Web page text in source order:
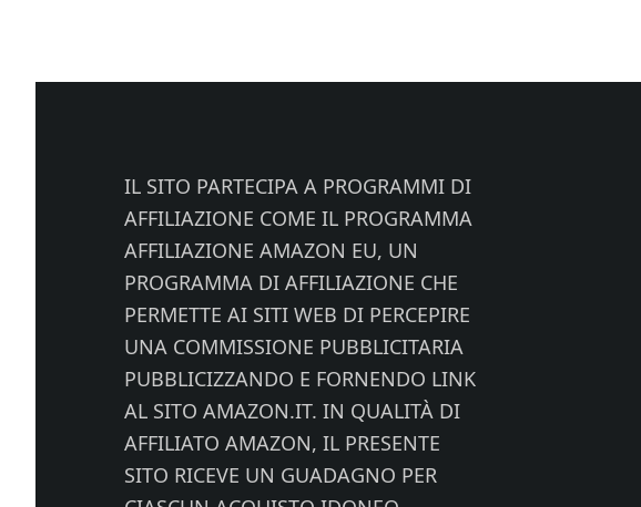
IL SITO PARTECIPA A PROGRAMMI DI
AFFILIAZIONE COME IL PROGRAMMA
AFFILIAZIONE AMAZON EU, UN
PROGRAMMA DI AFFILIAZIONE CHE
PERMETTE AI SITI WEB DI PERCEPIRE
UNA COMMISSIONE PUBBLICITARIA
PUBBLICIZZANDO E FORNENDO LINK
AL SITO AMAZON.IT. IN QUALITÀ DI
AFFILIATO AMAZON, IL PRESENTE
SITO RICEVE UN GUADAGNO PER